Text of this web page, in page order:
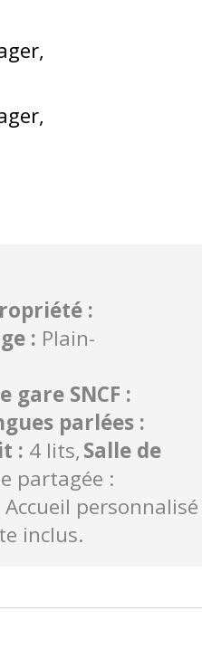
:
: Plain-
gare SNCF :
parlées :
: 4 lits Salle de
partagée :
Accueil personnalisé
inclus